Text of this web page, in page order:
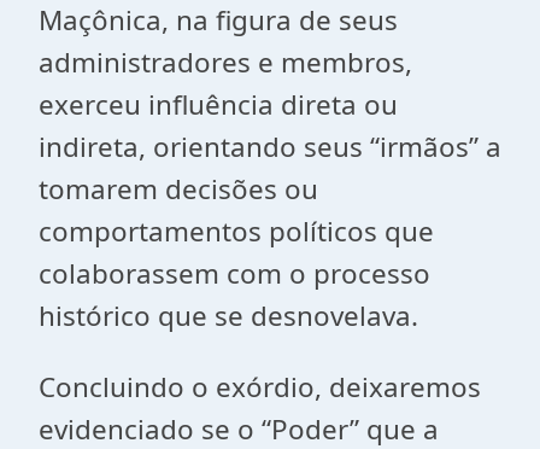
Maçônica, na figura de seus
administradores e membros,
exerceu influência direta ou
indireta, orientando seus “irmãos” a
tomarem decisões ou
comportamentos políticos que
colaborassem com o processo
histórico que se desnovelava.
Concluindo o exórdio, deixaremos
evidenciado se o “Poder” que a